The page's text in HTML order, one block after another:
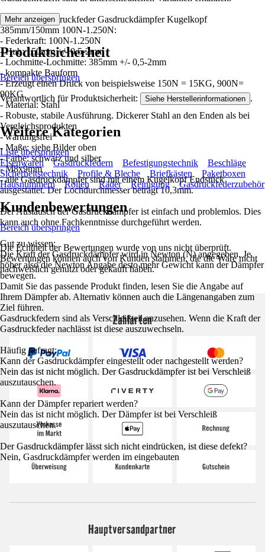
Merkmale Gasdruckfeder Gasdruckdämpfer Kugelkopf
385mm/150mm 100N-1.250N:
- Federkraft: 100N-1.250N
- Hub: 150mm +/- 0,5-2mm
- Lochmitte-Lochmitte: 385mm +/- 0,5-2mm
- kompakte Bauform
- Erzeugt einen Druck von beispielsweise 150N = 15KG, 900N=
90KG
- Material: Stahl
- Robuste, stabile Ausführung. Dickerer Stahl an den Enden als bei
Vergleichsprodukten
- wartungsfrei
- Maße: siehe Bilder oben
- Farbe: schwarz und silber
- M8x9mm
- alle Gasdruckdämpfer sind mit einem Kugelkopf Endstück
ausgestattet. Der Lochdurchmesser beträgt 10,3mm.
Der Austausch der Gasdruckdämpfer ist einfach und problemlos. Dies
kann auch ohne Fachkenntnisse durchgeführt werden.
Gut zu wissen:
Die Kraft der Gasdruckdämpfer wird in Newton (N) angegeben. Je
höher also die Newton Angabe desto mehr Gewicht kann der Dämpfer
bewegen.
Damit Sie das passende Produkt finden, lesen Sie die Angabe auf
Ihrem Dämpfer ab. Alternativ können auch die Längenangaben zum
Ziel führen.
Gasdruckfedern sind als Verschleißteil anzusehen. Wenn die Kraft der
Gasdruckfeder nachlässt ist diese auszuwechseln.
Häufig gefragt:
Kann der Gasdruckdämpfer eingestellt oder nachgestellt werden?
Nein das ist nicht möglich. Der Gasdruckdämpfer ist bei Verschleiß
auszutauschen.
Kann der Dämpfer repariert werden?
Nein das ist nicht möglich. Der Dämpfer ist bei Verschleiß
auszutauschen.
Der Gasdruckdämpfer lässt sich nicht eindrücken, ist diese defekt?
Nein, Gasdruckdämpfer werden im eingebauten
Mehr anzeigen
Produktsicherheit
Bereich überspringen
Verantwortlich für Produktsicherheit: Siehe Herstellerinformationen .
Weitere Kategorien
Liste überspringen
Eisenwaren
Gasdruckfedern Befestigungstechnik
Beschläge
Sicherheitstechnik
Profile & Bleche Briefkästen
Paketboxen
Hausnummern
Rollen Räder Reinigung Gasdruckfederzubehör
Kundenbewertungen
Bereich überspringen
Die Echtheit der Bewertungen wurde von uns nicht überprüft.
Bewertungen können auch von Kunden stammen, die die Ware nicht
nachweislich genutzt oder gekauft haben.
Zahlarten
Hauptversandpartner